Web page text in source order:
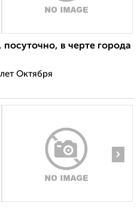
в черте города
Октября
›